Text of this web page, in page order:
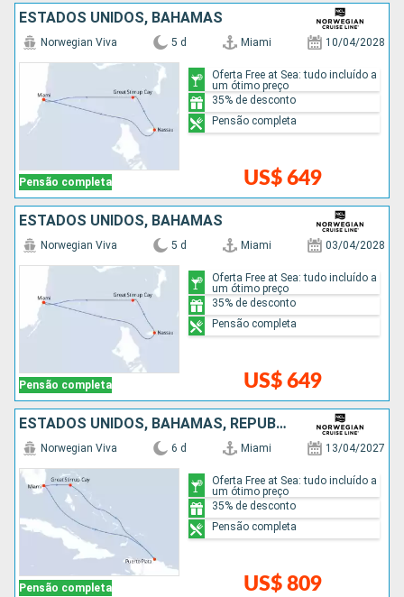
ESTADOS UNIDOS, BAHAMAS
Pensão completa
Norwegian Viva 5 d Miami 10/04/2028
US$ 649
Oferta Free at Sea: tudo incluído a
um ótimo preço
35% de desconto
Pensão completa
ESTADOS UNIDOS, BAHAMAS
Pensão completa
Norwegian Viva 5 d Miami 03/04/2028
US$ 649
Oferta Free at Sea: tudo incluído a
um ótimo preço
35% de desconto
Pensão completa
ESTADOS UNIDOS, BAHAMAS, REPUBLICA DOMINICANA
Pensão completa
Norwegian Viva 6 d Miami 13/04/2027
US$ 809
Oferta Free at Sea: tudo incluído a
um ótimo preço
35% de desconto
Pensão completa